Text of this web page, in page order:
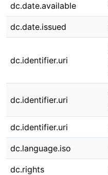
dc.date.available
dc.date.issued
dc.identifier.uri
dc.identifier.uri
dc.identifier.uri
dc.language.iso
dc.rights